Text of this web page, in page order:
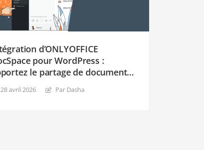
d’ONLYOFFICE
pour WordPress :
le partage de documents
web
28 avril 2026 Par Dasha